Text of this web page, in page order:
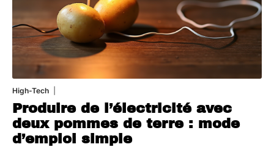
High-Tech
Produire de l’électricité avec
deux pommes de terre : mode
d’emploi simple